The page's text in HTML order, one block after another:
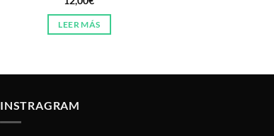
LEER MÁS
INSTRAGRAM